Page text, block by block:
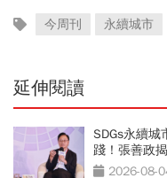
今周刊 永續城市
延伸閱讀
SDGs永續城
踐！張善政
2026-08-